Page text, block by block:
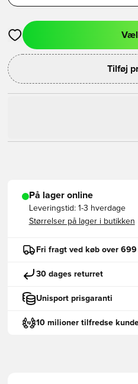
Åbner en Modal til at logge
Tilføj
På lager online
Leveringstid: 1-3 hverdage
Størrelser på lager i butikken
Fri fragt ved køb over
30 dages returret
Unisport prisgaranti
10 milioner tilfredse